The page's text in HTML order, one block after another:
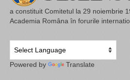
a constituit Comitetul la 29 noiembrie
Academia Româna în forurile
Powered by Translate